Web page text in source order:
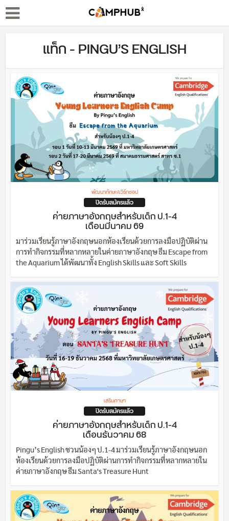
แท็ก - PINGU’S ENGLISH
พัฒนาทักษะ/เวิร์กชอป
ปิดรับสมัครแล้ว
ค่ายภาษาอังกฤษสำหรับเด็ก ป.1-4
เดือนมีนาคม 69
มาร่วมเรียนรู้ภาษาอังกฤษนอกห้องเรียนด้วยการลงมือปฏิบัติผ่าน
การทำกิจกรรมที่หลากหลายในค่ายภาษาอังกฤษ ธีม Escape from
the Aquarium ได้พัฒนาทั้ง English Skills และ Soft Skills
เสริมภาษา
ปิดรับสมัครแล้ว
ค่ายภาษาอังกฤษสำหรับเด็ก ป.1-4
เดือนธันวาคม 68
Pingu’s English ชวนน้องๆ ป.1-4 มาร่วมเรียนรู้ภาษาอังกฤษนอก
ห้องเรียนด้วยการลงมือปฏิบัติผ่านการทำกิจกรรมที่หลากหลายใน
ค่ายภาษาอังกฤษ ธีม Santa's Treasure Hunt